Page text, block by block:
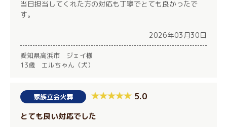
当日担当してくれた方の対応も丁寧でとても良かったで
す。
2026年03月30日
愛知県高浜市 ジェイ様
13歳 エルちゃん（犬）
家族立会火葬 5.0
とても良い対応でした